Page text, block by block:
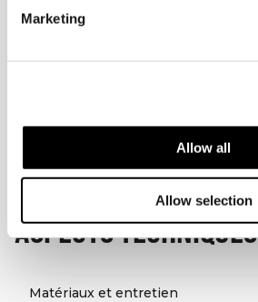
Marketing
Allow all
Allow selection
ASPECTS TECHNIQUES
Matériaux et entretien